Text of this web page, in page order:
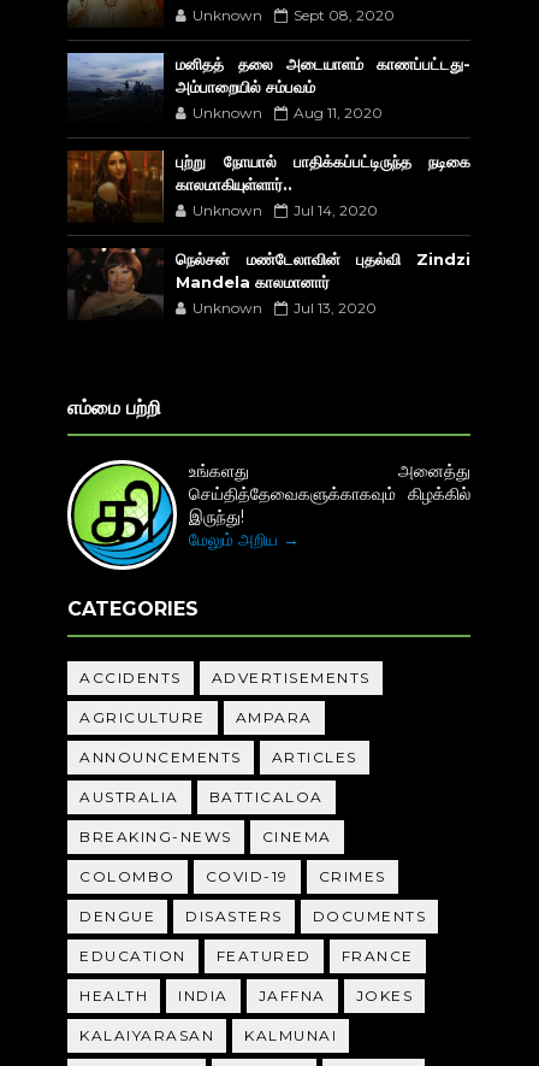
Unknown Sept 08, 2020
மனிதத் தலை அடையாளம் காணப்பட்டது-
அம்பாறையில் சம்பவம்
Unknown Aug 11, 2020
புற்று நோயால் பாதிக்கப்பட்டிருந்த நடிகை
காலமாகியுள்ளார்..
Unknown Jul 14, 2020
நெல்சன் மண்டேலாவின் புதல்வி Zindzi
Mandela காலமானார்
Unknown Jul 13, 2020
எம்மை பற்றி
உங்களது அனைத்து
செய்தித்தேவைகளுக்காகவும் கிழக்கில்
இருந்து!
மேலும் அறிய →
CATEGORIES
ACCIDENTS ADVERTISEMENTS
AGRICULTURE AMPARA
ANNOUNCEMENTS ARTICLES
AUSTRALIA BATTICALOA
BREAKING-NEWS CINEMA
COLOMBO COVID-19 CRIMES
DENGUE DISASTERS DOCUMENTS
EDUCATION FEATURED FRANCE
HEALTH INDIA JAFFNA JOKES
KALAIYARASAN KALMUNAI